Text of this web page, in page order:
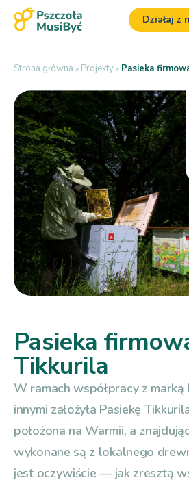
Działaj z
Strona główna » Projekty » Pasieka
Pasieka
Tikkurila
W ramach współpracy z marką
innymi założyła Pasiekę
położona na Warmii, a
wykonane są z lokalnego
jest oczywiście — jak zresztą